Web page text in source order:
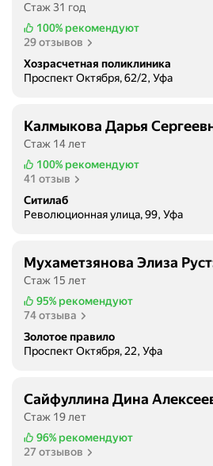
Стаж 31 год
100% рекомендуют
29 отзывов
Хозрасчетная поликлиника
Проспект Октября, 62/2, Уфа
Калмыкова Дарья
Стаж 14 лет
100% рекомендуют
41 отзыв
Ситилаб
Революционная улица, 99, Уфа
Мухаметзянова Элиза
Стаж 15 лет
95% рекомендуют
74 отзыва
Золотое правило
Проспект Октября, 22, Уфа
Сайфуллина Дина
Стаж 19 лет
96% рекомендуют
27 отзывов